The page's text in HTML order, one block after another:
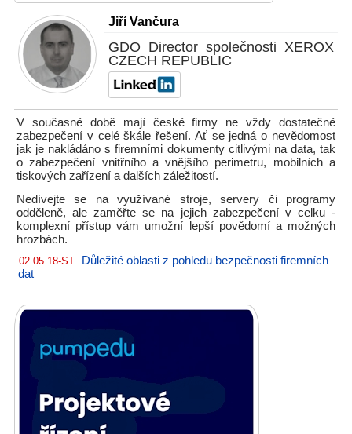
Jiří Vančura
GDO Director společnosti XEROX
CZECH REPUBLIC
V současné době mají české firmy ne vždy dostatečné
zabezpečení v celé škále řešení. Ať se jedná o nevědomost
jak je nakládáno s firemními dokumenty citlivými na data, tak
o zabezpečení vnitřního a vnějšího perimetru, mobilních a
tiskových zařízení a dalších záležitostí.
Nedívejte se na využívané stroje, servery či programy
odděleně, ale zaměřte se na jejich zabezpečení v celku -
komplexní přístup vám umožní lepší povědomí a možných
hrozbách.
02.05.18-ST
Důležité oblasti z pohledu bezpečnosti firemních
dat